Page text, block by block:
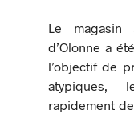
Le magasin
d’Olonne a
l’objectif de
atypiques,
rapidement